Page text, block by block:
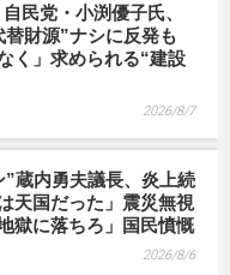
民党・小渕優子氏、
財源”ナシに反発も
く」求められる“建設
2026/8/7
蔵内勇夫議長、炎上続
天国だった」震災無視
獄に落ちろ」国民憤慨
2026/8/6